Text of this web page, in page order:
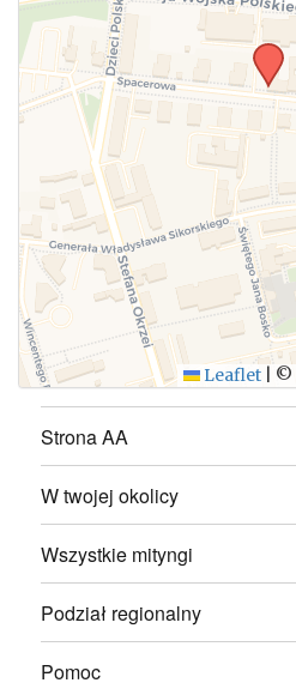
WYŚLIJ
Leaflet ©
Strona AA
W twojej okolicy
Wszystkie mityngi
Podział regionalny
Pomoc